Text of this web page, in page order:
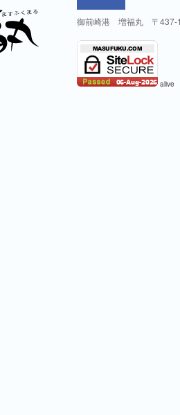
御前崎港 増福丸 〒437-
alive